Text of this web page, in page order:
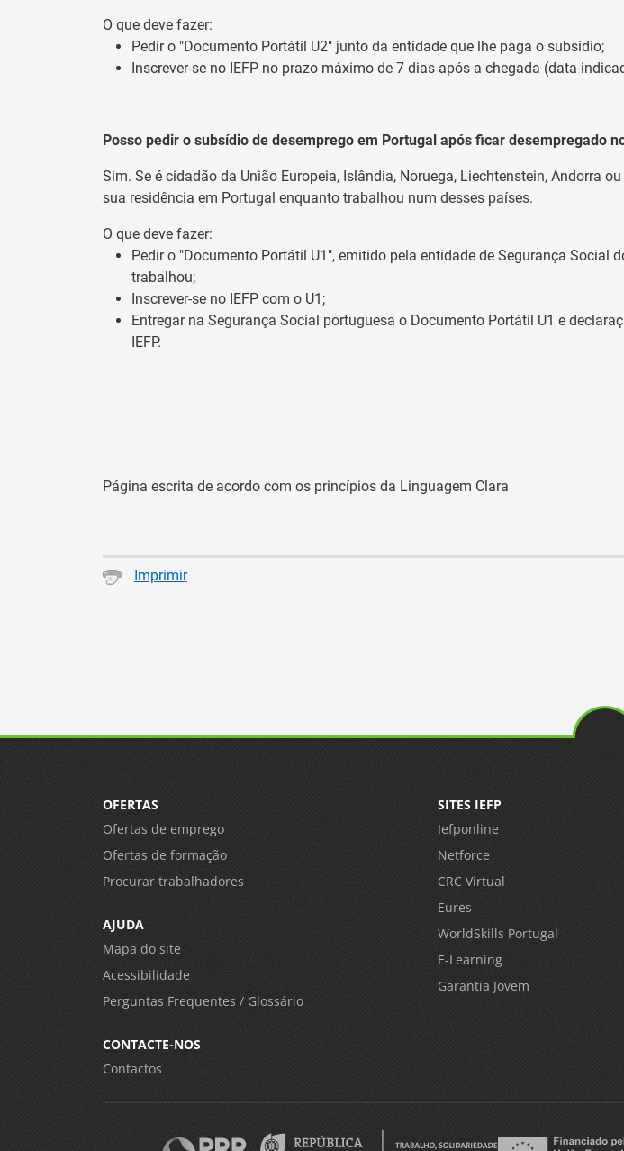
O que deve fazer:
Pedir o "Documento Portátil U2" junto da entidade que lhe paga o subsídio;
Inscrever-se no IEFP no prazo máximo de 7 dias após a chegada (data
Posso pedir o subsídio de desemprego em Portugal após ficar desempregado
Sim. Se é cidadão da União Europeia, Islândia, Noruega, Liechtenstein, Andorra
sua residência em Portugal enquanto trabalhou num desses países.
O que deve fazer:
Pedir o "Documento Portátil U1", emitido pela entidade de Segurança Social
trabalhou;
Inscrever-se no IEFP com o U1;
Entregar na Segurança Social portuguesa o Documento Portátil U1 e
IEFP.
Página escrita de acordo com os princípios da Linguagem Clara
Imprimir
OFERTAS
Ofertas de emprego
Ofertas de formação
Procurar trabalhadores
AJUDA
Mapa do site
Acessibilidade
Perguntas Frequentes / Glossário
CONTACTE-NOS
Contactos
SITES IEFP
Iefponline
Netforce
CRC Virtual
Eures
WorldSkills Portugal
E-Learning
Garantia Jovem